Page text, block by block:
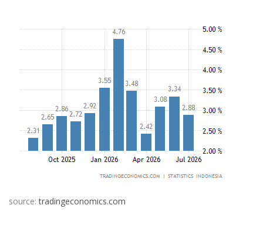
source:tradingeconomics.com